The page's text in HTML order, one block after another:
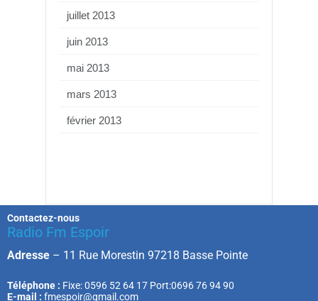
juillet 2013
juin 2013
mai 2013
mars 2013
février 2013
Contactez-nous
Radio Fm Espoir
Adresse – 11 Rue Morestin 97218 Basse Pointe
Téléphone : Fixe: 0596 52 64 17 Port:0696 76 94 90
E-mail : fmespoir@gmail.com